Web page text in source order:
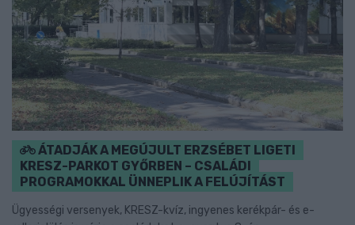
ÁTADJÁK A MEGÚJULT ERZSÉBET LIGETI
KRESZ-PARKOT GYŐRBEN – CSALÁDI
PROGRAMOKKAL ÜNNEPLIK A FELÚJÍTÁST
Ügyességi versenyek, KRESZ-kvíz, ingyenes kerékpár- és e-